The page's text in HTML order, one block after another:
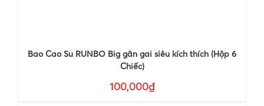
Bao Cao Su RUNBO Big gân gai siêu kích thích (Hộp 6
Chiếc)
100,000₫